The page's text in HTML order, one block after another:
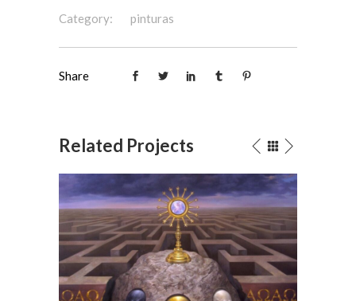
Category: pinturas
Share
Related Projects
Trinidad Génesis
pinturas